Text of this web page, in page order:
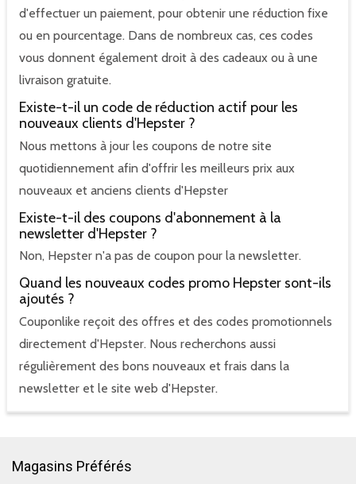
d'effectuer un paiement, pour obtenir une réduction fixe
ou en pourcentage. Dans de nombreux cas, ces codes
vous donnent également droit à des cadeaux ou à une
livraison gratuite.
Existe-t-il un code de réduction actif pour les
nouveaux clients d'Hepster ?
Nous mettons à jour les coupons de notre site
quotidiennement afin d'offrir les meilleurs prix aux
nouveaux et anciens clients d'Hepster
Existe-t-il des coupons d'abonnement à la
newsletter d'Hepster ?
Non, Hepster n'a pas de coupon pour la newsletter.
Quand les nouveaux codes promo Hepster sont-ils
ajoutés ?
Couponlike reçoit des offres et des codes promotionnels
directement d'Hepster. Nous recherchons aussi
régulièrement des bons nouveaux et frais dans la
newsletter et le site web d'Hepster.
Magasins Préférés